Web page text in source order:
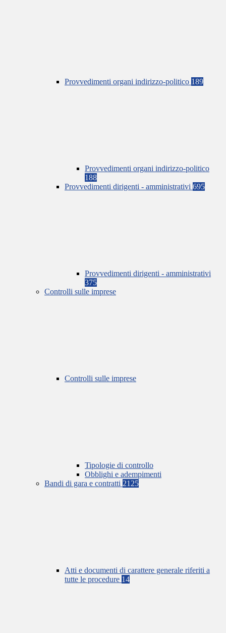
Provvedimenti organi indirizzo-politico 189
Provvedimenti organi indirizzo-politico
188
Provvedimenti dirigenti - amministrativi 695
Provvedimenti dirigenti - amministrativi
375
Controlli sulle imprese
Controlli sulle imprese
Tipologie di controllo
Obblighi e adempimenti
Bandi di gara e contratti 2125
Atti e documenti di carattere generale riferiti a
tutte le procedure 14